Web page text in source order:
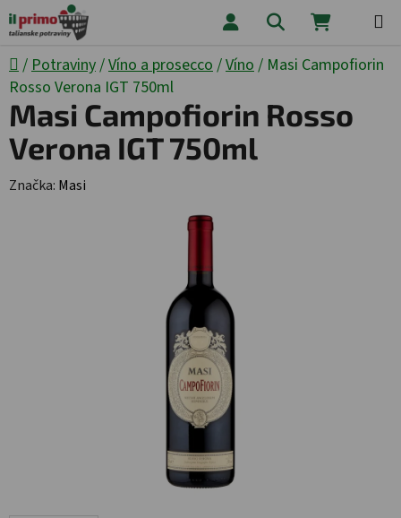
Prejsť na obsah Hľadať
Domov
/ Potraviny/Víno a prosecco /Víno / Masi Campofiorin
Rosso Verona IGT 750ml
Masi Campofiorin Rosso
Verona IGT 750ml
Značka: Masi